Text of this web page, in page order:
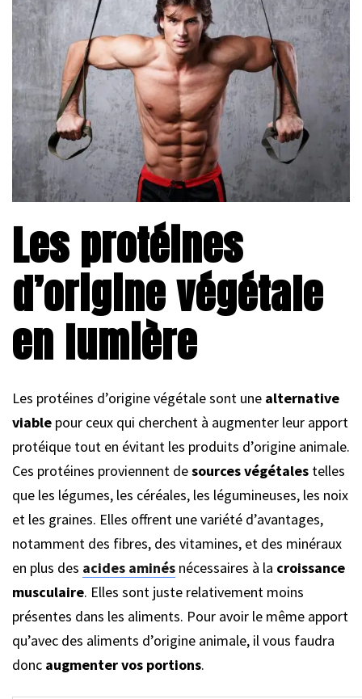
Les protéines
d’origine végétale
en lumière
Les protéines d’origine végétale sont une alternative
viable pour ceux qui cherchent à augmenter leur apport
protéique tout en évitant les produits d’origine animale.
Ces protéines proviennent desources végétales telles
que les légumes, les céréales, les légumineuses, les noix
et les graines. Elles offrent une variété d’avantages,
notamment des fibres, des vitamines, et des minéraux
en plus des acides aminés nécessaires à la croissance
musculaire. Elles sont juste relativement moins
présentes dans les aliments. Pour avoir le même apport
qu’avec des aliments d’origine animale, il vous faudra
donc augmenter vos portions.